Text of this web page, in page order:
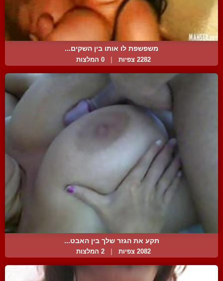
משפשפת לו אותו בין השקים...
2282 צפיות | 0 המלצות
תקע את הגזר שלך בין האבט...
2082 צפיות 2 המלצות